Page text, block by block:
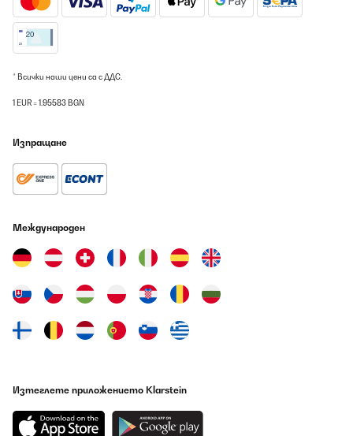
* Всички наши цени са с ДДС.
1 EUR = 1.95583 BGN
Изпращане
Международен
Изтеглете приложението Klarstein